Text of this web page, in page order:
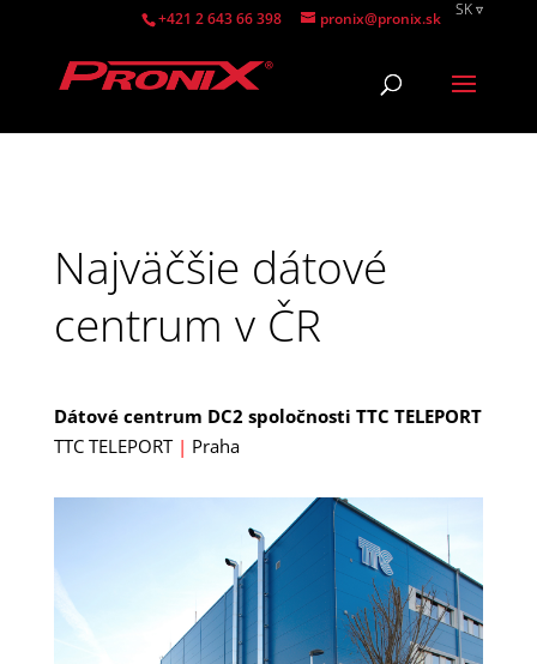
+421 2 643 66 398 pronix@pronix.sk SK
Najväčšie dátové
centrum v ČR
Dátové centrum DC2 spoločnosti TTC TELEPORT
TTC TELEPORT| Praha